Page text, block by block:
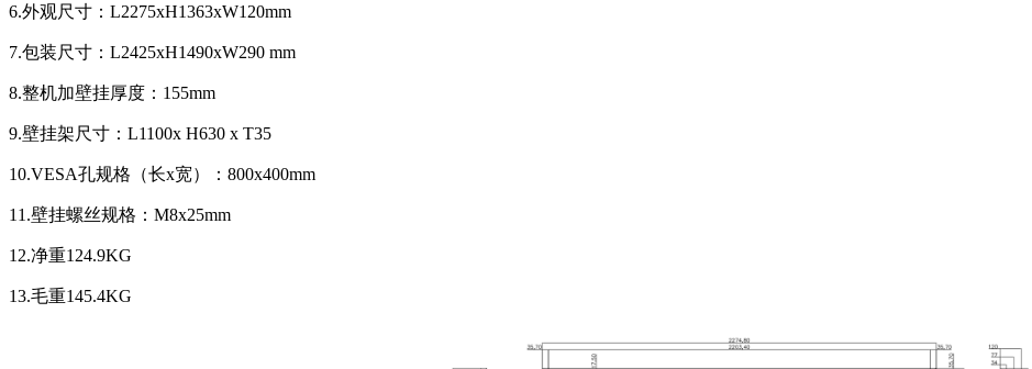
6.外观尺寸：L2275xH1363xW120mm
7.包装尺寸：L2425xH1490xW290 mm
8.整机加壁挂厚度：155mm
9.壁挂架尺寸：L1100x H630 x T35
10.VESA孔规格（长x宽）：800x400mm
11.壁挂螺丝规格：M8x25mm
12.净重124.9KG
13.毛重145.4KG